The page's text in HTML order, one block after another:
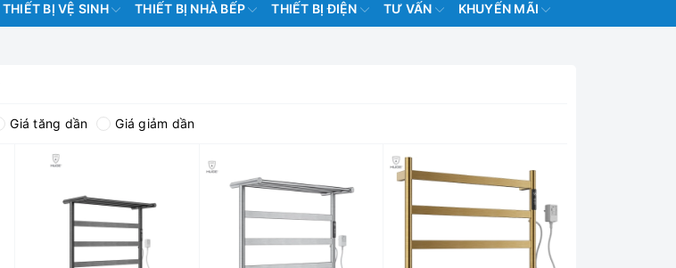
THIẾT BỊ VỆ SINH THIẾT BỊ NHÀ BẾP THIẾT BỊ ĐIỆN TƯ VẤN KHUYẾN MÃI
Giá tăng dần Giá giảm dần